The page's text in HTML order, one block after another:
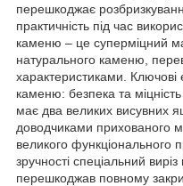
перешкоджає
практичність під час
каменю – це суперміцний
натурального каменю,
характеристиками. Ключові
каменю: безпека та
має два великих висувних
доводчиками прихованого
великого функціонального
зручності спеціальний
перешкоджав повному